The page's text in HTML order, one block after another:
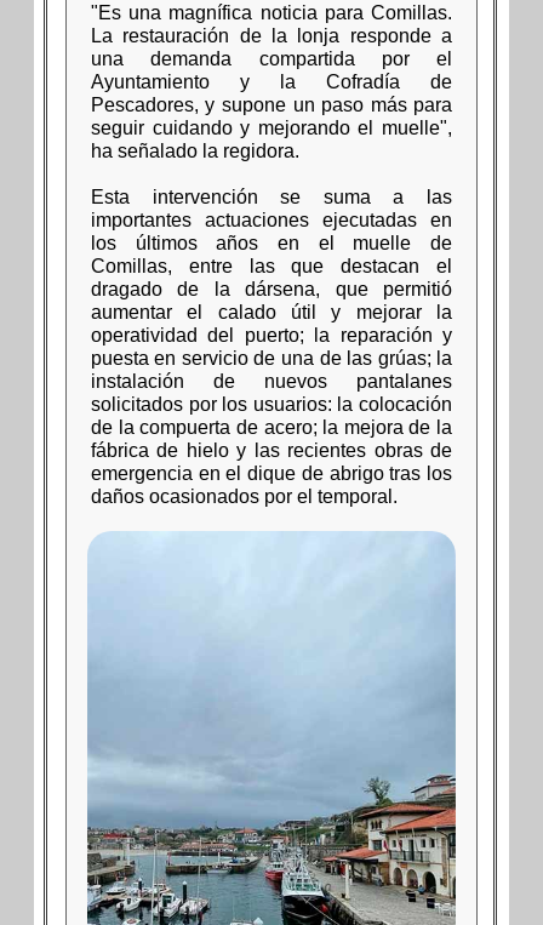
"Es una magnífica noticia para Comillas.
La restauración de la lonja responde a
una demanda compartida por el
Ayuntamiento y la Cofradía de
Pescadores, y supone un paso más para
seguir cuidando y mejorando el muelle",
ha señalado la regidora.
Esta intervención se suma a las
importantes actuaciones ejecutadas en
los últimos años en el muelle de
Comillas, entre las que destacan el
dragado de la dársena, que permitió
aumentar el calado útil y mejorar la
operatividad del puerto; la reparación y
puesta en servicio de una de las grúas; la
instalación de nuevos pantalanes
solicitados por los usuarios: la colocación
de la compuerta de acero; la mejora de la
fábrica de hielo y las recientes obras de
emergencia en el dique de abrigo tras los
daños ocasionados por el temporal.